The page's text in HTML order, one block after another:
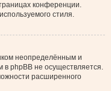
конференции.
стиля.
неопределённым и
в phpBB не осуществляется.
расширенного